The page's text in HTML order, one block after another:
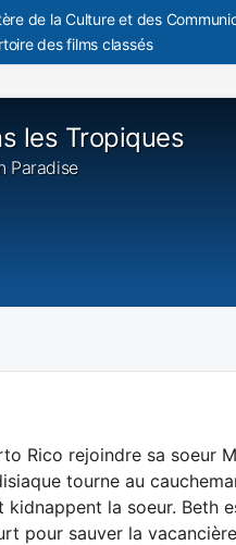
de la Culture et des
des films classés
les Tropiques
Paradise
Rico rejoindre sa soeur
tourne au
kidnappent la soeur. Beth
pour sauver la